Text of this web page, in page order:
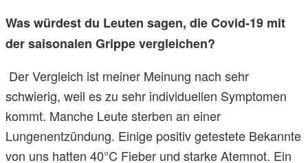
Was würdest du Leuten sagen, die Covid-19 mit
der saisonalen Grippe vergleichen?
Der Vergleich ist meiner Meinung nach sehr
schwierig, weil es zu sehr individuellen Symptomen
kommt. Manche Leute sterben an einer
Lungenentzündung. Einige positiv getestete Bekannte
von uns hatten 40°C Fieber und starke Atemnot. Ein